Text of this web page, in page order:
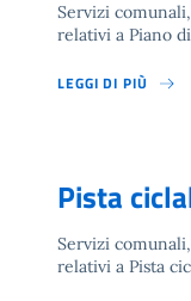
Servizi
relativi a Piano
LEGGI DI PIÙ
Pista
Servizi
relativi a Pista